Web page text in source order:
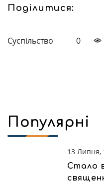
Поділитися:
Суспільство 0
Популярні
13 Липня,
Стало